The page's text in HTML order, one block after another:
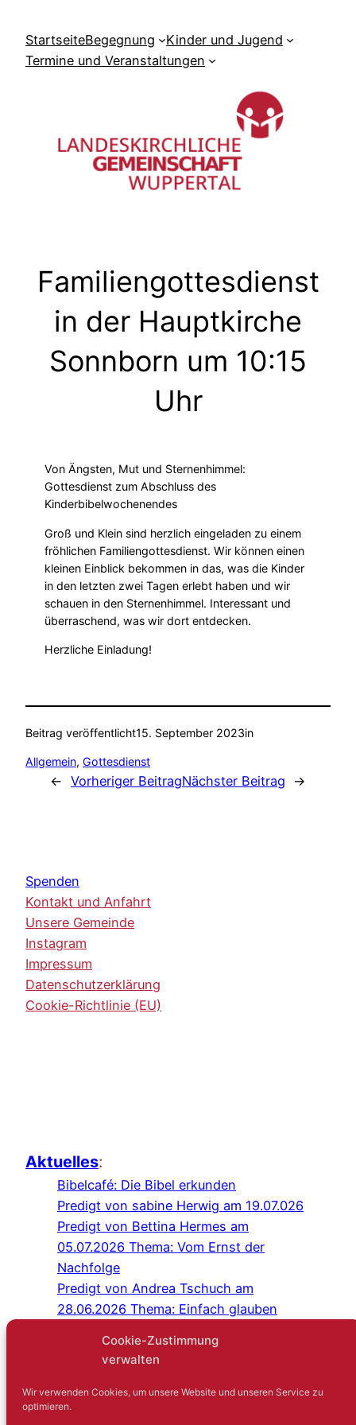
Cookie-Zustimmung
verwalten
Wir verwenden Cookies, um unsere Website und unseren Service zu
optimieren.
Inhalt
springen
StartseiteBegegnung
Kinder und Jugend
Termine und Veranstaltungen
Familiengottesdienst
in der Hauptkirche
Sonnborn um 10:15
Uhr
Von Ängsten, Mut und Sternenhimmel:
Gottesdienst zum Abschluss des
Kinderbibelwochenendes
Groß und Klein sind herzlich eingeladen zu einem
fröhlichen Familiengottesdienst. Wir können einen
kleinen Einblick bekommen in das, was die Kinder
in den letzten zwei Tagen erlebt haben und wir
schauen in den Sternenhimmel. Interessant und
überraschend, was wir dort entdecken.
Herzliche Einladung!
Beitrag veröffentlicht15. September 2023in
Allgemein, Gottesdienst
← Vorheriger BeitragNächster Beitrag →
Spenden
Kontakt und Anfahrt
Unsere Gemeinde
Instagram
Impressum
Datenschutzerklärung
Cookie-Richtlinie (EU)
Aktuelles:
Bibelcafé: Die Bibel erkunden
Predigt von sabine Herwig am 19.07.026
Predigt von Bettina Hermes am
05.07.2026 Thema: Vom Ernst der
Nachfolge
Predigt von Andrea Tschuch am
28.06.2026 Thema: Einfach glauben
Predigt von Sabine Herwig am
Gottesdienst im Schlosshof Lüntenbeck
Kreuz-und-quer-Gespräch: Niemand